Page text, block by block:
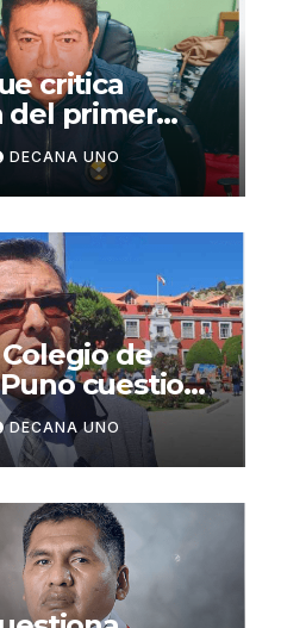
critica
del primer
de Keiko
DECANA UNO
de
cuestiona
seguridad
DECANA UNO